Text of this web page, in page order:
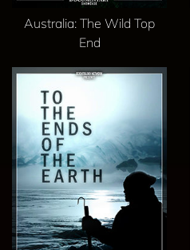
Australia: The Wild Top
End